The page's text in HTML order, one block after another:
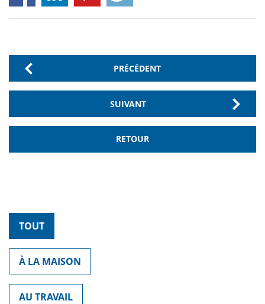
PRÉCÉDENT
SUIVANT
RETOUR
TOUT
À LA MAISON
AU TRAVAIL